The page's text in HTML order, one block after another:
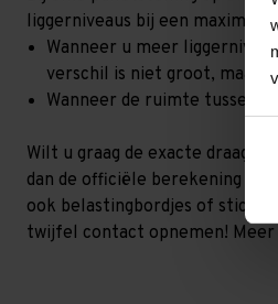
liggerniveaus bij een
Wanneer u meer
verschil is niet groot, maar
Wanneer de ruimte tussen
Wilt u graag de exacte
dan de officiële berekening
ook belastingbordjes of
twijfel contact opnemen!